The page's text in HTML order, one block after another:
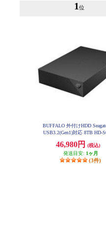
1 位
BUFFALO 外付けHDD
USB3.2(Gen1)対応 8TB HD-
46,980円
(税込)
発送目安: 1ヶ月
(3件)